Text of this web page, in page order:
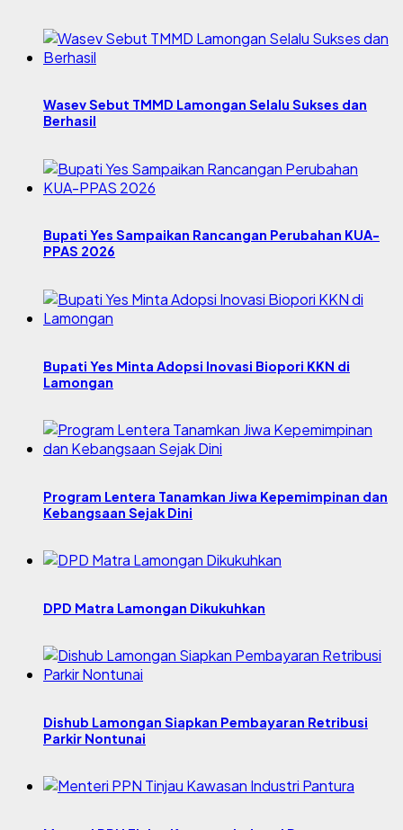
Wasev Sebut TMMD Lamongan Selalu Sukses dan
Berhasil
Bupati Yes Sampaikan Rancangan Perubahan KUA-
PPAS 2026
Bupati Yes Minta Adopsi Inovasi Biopori KKN di
Lamongan
Program Lentera Tanamkan Jiwa Kepemimpinan dan
Kebangsaan Sejak Dini
DPD Matra Lamongan Dikukuhkan
Dishub Lamongan Siapkan Pembayaran Retribusi
Parkir Nontunai